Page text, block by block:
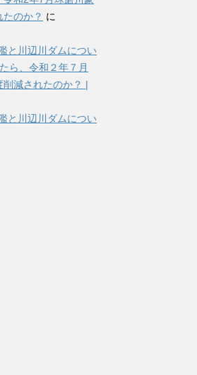
のか？ に
と川辺川ダムについ
ら、令和２年７月
減されたのか？ |
と川辺川ダムについ